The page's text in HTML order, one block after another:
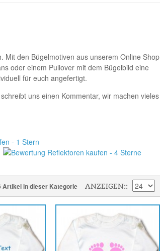
Mit den Bügelmotiven aus unserem Online Shop
oder einem Pullover mit dem Bügelbild eine
für euch angefertigt.
uns einen Kommentar, wir machen vieles
Artikel in dieser Kategorie ANZEIGEN: